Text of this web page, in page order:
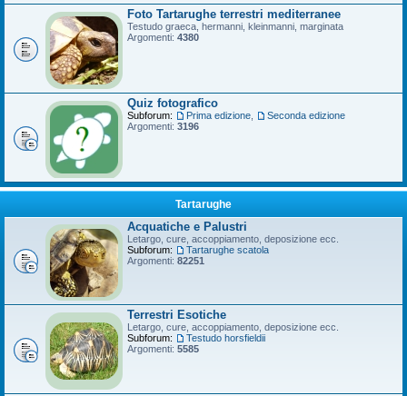
Foto Tartarughe terrestri mediterranee
Testudo graeca, hermanni, kleinmanni, marginata
Argomenti: 4380
Quiz fotografico
Subforum: Prima edizione
Seconda edizione
Argomenti: 3196
Tartarughe
Acquatiche e Palustri
Letargo, cure, accoppiamento, deposizione ecc.
Subforum:
Tartarughe scatola
Argomenti: 82251
Terrestri Esotiche
Letargo, cure, accoppiamento, deposizione ecc.
Subforum:
Testudo horsfieldii
Argomenti: 5585